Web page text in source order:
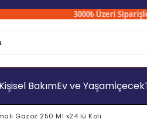
3000₺ Üzeri
BakımEv ve Yaşamİçecek
Gazoz 250 Ml x24 lü Koli